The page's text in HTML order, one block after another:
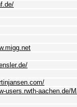
users.rwth-aachen.de/